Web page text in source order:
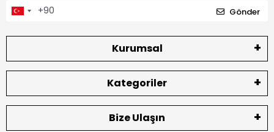
Gönder
Kurumsal
Kategoriler
Bize Ulaşın